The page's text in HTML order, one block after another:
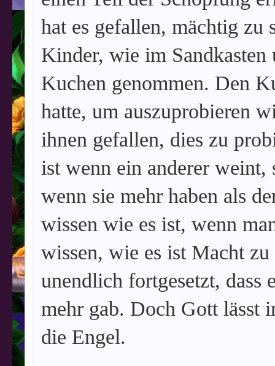
hat es gefallen, mächtig zu
Kinder, wie im Sandkasten
Kuchen genommen. Den
hatte, um auszuprobieren
ihnen gefallen, dies zu
ist wenn ein anderer
wenn sie mehr haben als
wissen wie es ist, wenn
wissen, wie es ist Macht
unendlich fortgesetzt, dass
mehr gab. Doch Gott lässt
die Engel.